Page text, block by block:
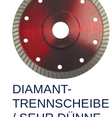
DIAMANT-
TRENNSCHEIBE